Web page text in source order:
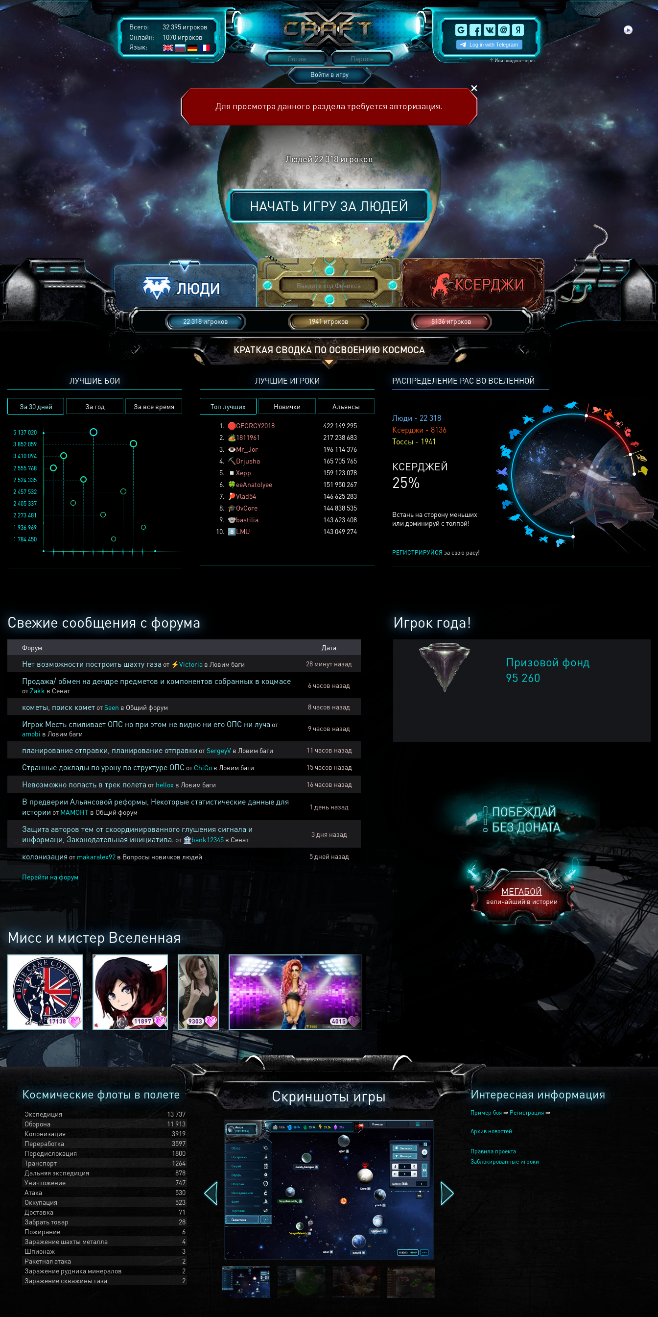
Всего:
32 395 игроков
Онлайн:
1070 игроков
Язык:
↑Или войдите через
Войти в игру
Для просмотра данного раздела требуется авторизация.
Людей 22 318игроков
НАЧАТЬ ИГРУ ЗАЛЮДЕЙ
22 318 игроков 1941 игроков 8136 игроков
КРАТКАЯ СВОДКА ПО ОСВОЕНИЮ КОСМОСА
РАСПРЕДЕЛЕНИЕ РАС ВО ВСЕЛЕННОЙ
Люди - 22 318
Ксерджи - 8136
Тоссы - 1941
КСЕРДЖЕЙ
25%
Встань на сторону меньших
или доминируй с толпой!
РЕГИСТРИРУЙСЯ за свою расу!
ЛУЧШИЕ БОИ
За 30 дней За год За все время
1 936 969
3 852 059
2 457 532
1 784 450
2 273 481
5 137 020
2 524 335
2 405 337
3 410 094
2 555 768
ЛУЧШИЕ ИГРОКИ
Топ лучших Новички Альянсы
1. 🛑GEORGY2018
422 149 295
2. 🏕️1811961
217 238 683
3. 👁️Mr_Jor
196 114 376
4. ⛏️ Drjusha
165 705 765
5.
◽ Xepp
159 123 078
6. 🍀eeAnatolyee
151 950 267
7.
🏓Vlad54
146 625 283
8. 🎓OvCore
144 838 535
9. 🐨bastilia
143 623 408
10. 8️⃣LMU 143 049 274
ПОБЕЖДАЙ
БЕЗ ДОНАТА
МЕГАБОЙ
величайший в истории
Игрок года!
Призовой фонд
95 260
Свежие сообщения с форума
Форум Дата
Нет возможности построить шахту газа от ⚡Victoria в Ловим баги 28 минут назад
Продажа/ обмен на дендре предметов и компонентов собранных в коцмасе
от Zakk в Сенат
6 часов назад
кометы, поиск комет отSeen в Общий форум 8 часов назад
Игрок Месть спиливает ОПС но при этом не видно ни его ОПС ни луча от
amobi в Ловим баги
9 часов назад
планирование отправки, планирование отправки отSergeyV в Ловим баги 11 часов назад
Странные доклады по урону по структуре ОПС от ChiGo в Ловим баги 15 часов назад
Невозможно попасть в трек полета от hellox в Ловим баги 16 часов назад
В предверии Альянсовой реформы, Некоторые статистические данные для
истории от MAMOHT в Общий форум
1 день назад
Защита авторов тем от скоординированного глушения сигнала и
информаци, Законодательная инициатива. от 🏦bank12345 в Сенат
3 дня назад
колонизация от makaralex92 в Вопросы новичков людей 5 дней назад
Перейти на форум
Мисс и мистер Вселенная
17138 11897 9303 4015 2240
Космические флоты в полете
Экспедиция
13 737
Оборона
11 913
Колонизация
3919
Переработка
3597
Передислокация
1800
Транспорт
1264
Дальняя экспедиция
878
Уничтожение
747
Атака
530
Оккупация
523
Доставка
71
Забрать товар
28
Пожирание
6
Заражение шахты металла
4
Шпионаж
3
Ракетная атака
2
Заражение рудника минералов
2
Заражение скважины газа
2
Скриншоты игры Интересная информация
Пример боя ⇒ Регистрация ⇒
Архив новостей
Правила проекта
Заблокированные игроки